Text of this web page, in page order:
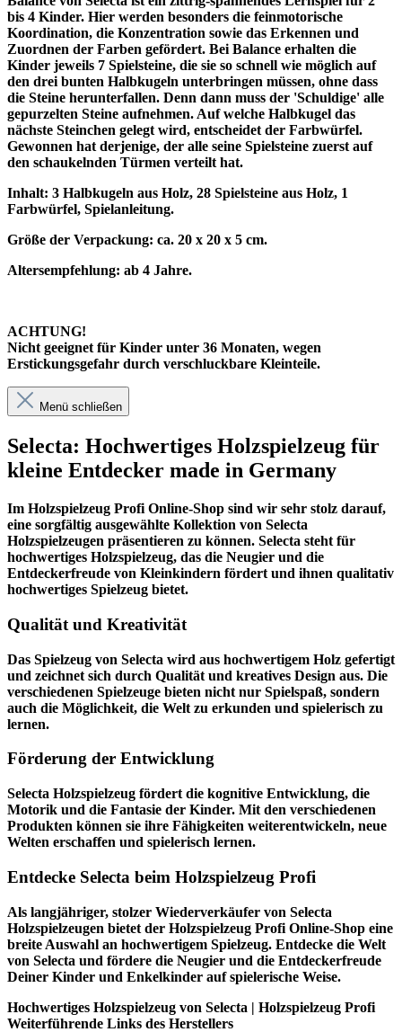
bis 4 Kinder. Hier werden besonders die feinmotorische
Koordination, die Konzentration sowie das Erkennen und
Zuordnen der Farben gefördert. Bei Balance erhalten die
Kinder jeweils 7 Spielsteine, die sie so schnell wie möglich auf
den drei bunten Halbkugeln unterbringen müssen, ohne dass
die Steine herunterfallen. Denn dann muss der 'Schuldige' alle
gepurzelten Steine aufnehmen. Auf welche Halbkugel das
nächste Steinchen gelegt wird, entscheidet der Farbwürfel.
Gewonnen hat derjenige, der alle seine Spielsteine zuerst auf
den schaukelnden Türmen verteilt hat.
Inhalt: 3 Halbkugeln aus Holz, 28 Spielsteine aus Holz, 1
Farbwürfel, Spielanleitung.
Größe der Verpackung: ca. 20 x 20 x 5 cm.
Altersempfehlung: ab 4 Jahre.
ACHTUNG!
Nicht geeignet für Kinder unter 36 Monaten, wegen
Erstickungsgefahr durch verschluckbare Kleinteile.
Menü schließen
Selecta: Hochwertiges Holzspielzeug für
kleine Entdecker made in Germany
Im Holzspielzeug Profi Online-Shop sind wir sehr stolz darauf,
eine sorgfältig ausgewählte Kollektion von Selecta
Holzspielzeugen präsentieren zu können. Selecta steht für
hochwertiges Holzspielzeug, das die Neugier und die
Entdeckerfreude von Kleinkindern fördert und ihnen qualitativ
hochwertiges Spielzeug bietet.
Qualität und Kreativität
Das Spielzeug von Selecta wird aus hochwertigem Holz gefertigt
und zeichnet sich durch Qualität und kreatives Design aus. Die
verschiedenen Spielzeuge bieten nicht nur Spielspaß, sondern
auch die Möglichkeit, die Welt zu erkunden und spielerisch zu
lernen.
Förderung der Entwicklung
Selecta Holzspielzeug fördert die kognitive Entwicklung, die
Motorik und die Fantasie der Kinder. Mit den verschiedenen
Produkten können sie ihre Fähigkeiten weiterentwickeln, neue
Welten erschaffen und spielerisch lernen.
Entdecke Selecta beim Holzspielzeug Profi
Als langjähriger, stolzer Wiederverkäufer von Selecta
Holzspielzeugen bietet der Holzspielzeug Profi Online-Shop eine
breite Auswahl an hochwertigem Spielzeug. Entdecke die Welt
von Selecta und fördere die Neugier und die Entdeckerfreude
Deiner Kinder und Enkelkinder auf spielerische Weise.
Hochwertiges Holzspielzeug von Selecta | Holzspielzeug Profi
Weiterführende Links des Herstellers